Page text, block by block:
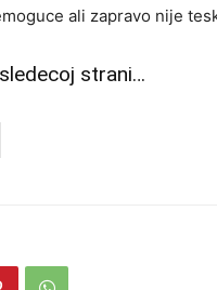
ali zapravo nije
strani…